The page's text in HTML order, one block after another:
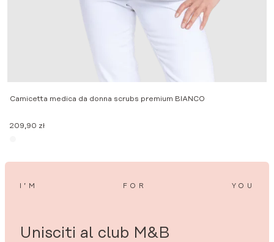
Camicetta medica da donna scrubs premium BIANCO
209,90 zł
I’M FOR YOU
Unisciti al club M&B